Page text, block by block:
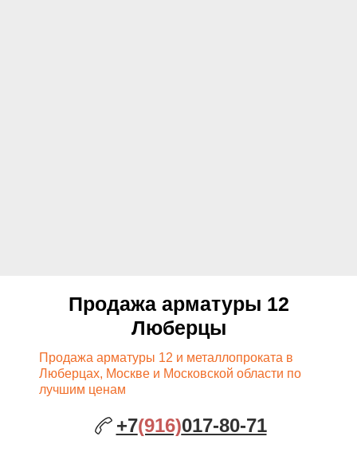
Продажа арматуры 12
Люберцы
Продажа арматуры 12 и металлопроката в
Люберцах, Москве и Московской области по
лучшим ценам
+7(916)017-80-71